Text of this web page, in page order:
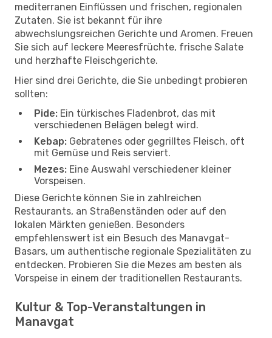
mediterranen Einflüssen und frischen, regionalen
Zutaten. Sie ist bekannt für ihre
abwechslungsreichen Gerichte und Aromen. Freuen
Sie sich auf leckere Meeresfrüchte, frische Salate
und herzhafte Fleischgerichte.
Hier sind drei Gerichte, die Sie unbedingt probieren
sollten:
Pide: Ein türkisches Fladenbrot, das mit
verschiedenen Belägen belegt wird.
Kebap: Gebratenes oder gegrilltes Fleisch, oft
mit Gemüse und Reis serviert.
Mezes: Eine Auswahl verschiedener kleiner
Vorspeisen.
Diese Gerichte können Sie in zahlreichen
Restaurants, an Straßenständen oder auf den
lokalen Märkten genießen. Besonders
empfehlenswert ist ein Besuch des Manavgat-
Basars, um authentische regionale Spezialitäten zu
entdecken. Probieren Sie die Mezes am besten als
Vorspeise in einem der traditionellen Restaurants.
Kultur & Top-Veranstaltungen in
Manavgat